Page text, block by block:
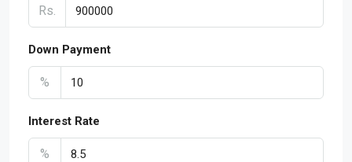
Rs.
Down Payment
%
Interest Rate
%